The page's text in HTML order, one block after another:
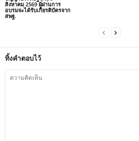
สิงหาคม 2569 ผู้ผ่านการ
อบรมจะได้รับเกียรติบัตรจาก
สพฐ.
ทิ้งคำตอบไว้